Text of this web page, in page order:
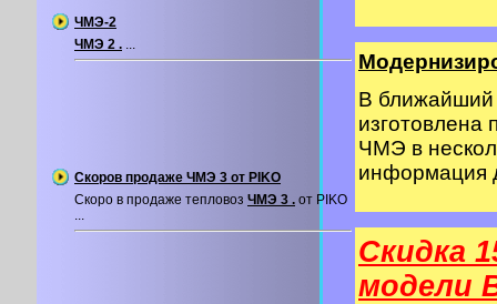
ЧМЭ-2
ЧМЭ 2 . ...
Скоров продаже ЧМЭ 3 от PIKO
Скоро в продаже тепловоз ЧМЭ 3 . от PIKO
...
В ближайший
изготовлена
ЧМЭ в
информация
Скидка
модели